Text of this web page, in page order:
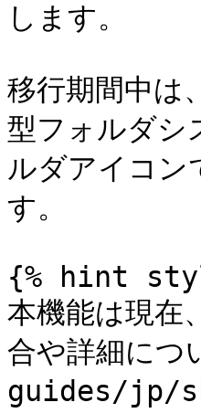
します。
移行期間中は
型フォルダシ
ルダアイコン
す。
{% hint
本機能は現在
合や詳細に
guides/jp/